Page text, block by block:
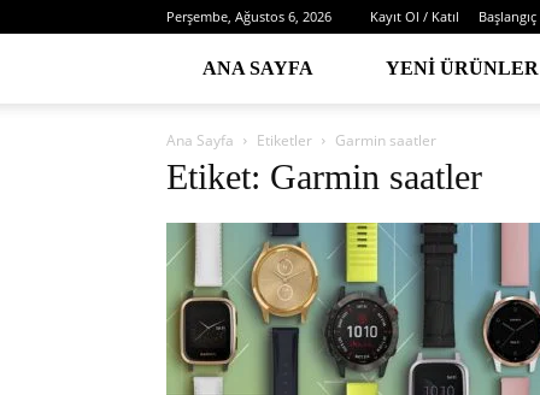
Perşembe, Ağustos 6, 2026 Kayıt Ol / Katıl Başlangıç
ANA SAYFA YENI ÜRÜNLER
Ana Sayfa Etiketler Garmin saatler
Etiket: Garmin saatler